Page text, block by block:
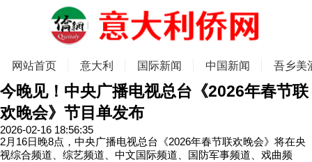
网站首页 意大利 国际新闻 中国新闻 吾乡美
今晚见！中央广播电视总台《2026年春节联
欢晚会》节目单发布
2026-02-16 18:56:35
2月16日晚8点，中央广播电视总台《2026年春节联欢晚会》将在央
视综合频道、综艺频道、中文国际频道、国防军事频道、戏曲频